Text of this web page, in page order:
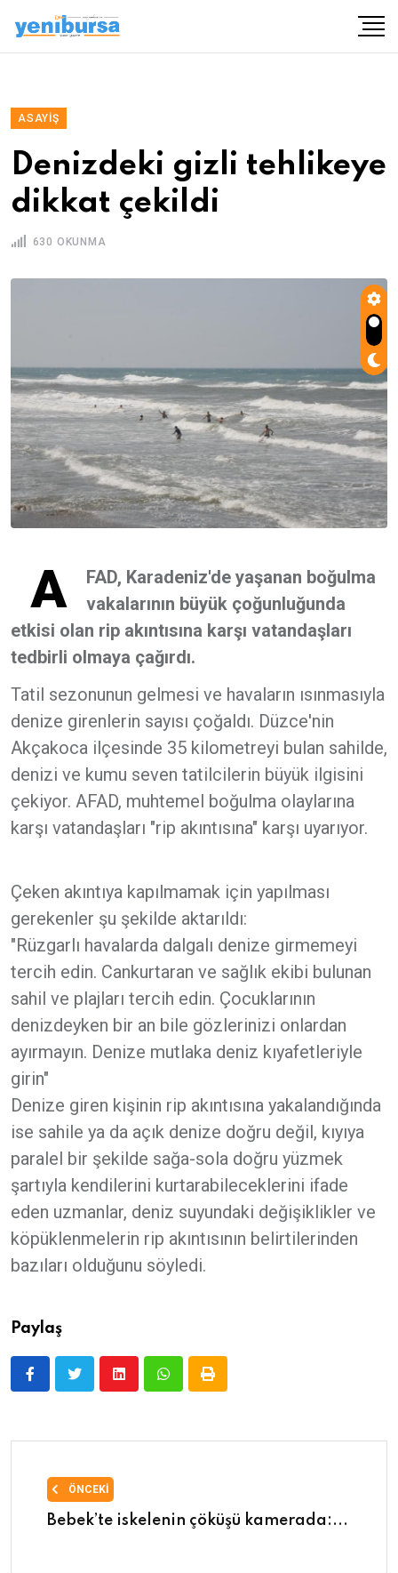
ASAYIŞ
Denizdeki gizli tehlikeye
dikkat çekildi
630 OKUNMA
A
FAD, Karadeniz'de yaşanan boğulma
vakalarının büyük çoğunluğunda
etkisi olan rip akıntısına karşı vatandaşları
tedbirli olmaya çağırdı.
Tatil sezonunun gelmesi ve havaların ısınmasıyla
denize girenlerin sayısı çoğaldı. Düzce'nin
Akçakoca ilçesinde 35 kilometreyi bulan sahilde,
denizi ve kumu seven tatilcilerin büyük ilgisini
çekiyor. AFAD, muhtemel boğulma olaylarına
karşı vatandaşları "rip akıntısına" karşı uyarıyor.
Çeken akıntıya kapılmamak için yapılması
gerekenler şu şekilde aktarıldı:
"Rüzgarlı havalarda dalgalı denize girmemeyi
tercih edin. Cankurtaran ve sağlık ekibi bulunan
sahil ve plajları tercih edin. Çocuklarının
denizdeyken bir an bile gözlerinizi onlardan
ayırmayın. Denize mutlaka deniz kıyafetleriyle
girin"
Denize giren kişinin rip akıntısına yakalandığında
ise sahile ya da açık denize doğru değil, kıyıya
paralel bir şekilde sağa-sola doğru yüzmek
şartıyla kendilerini kurtarabileceklerini ifade
eden uzmanlar, deniz suyundaki değişiklikler ve
köpüklenmelerin rip akıntısının belirtilerinden
bazıları olduğunu söyledi.
Paylaş
ÖNCEKI
Bebek’te iskelenin çöküşü kamerada:...